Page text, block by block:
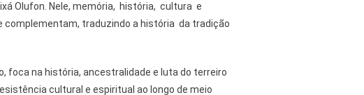
Olufon. Nele, memória, história, cultura e
complementam, traduzindo a história da tradição
foca na história, ancestralidade e luta do terreiro
cultural e espiritual ao longo de meio